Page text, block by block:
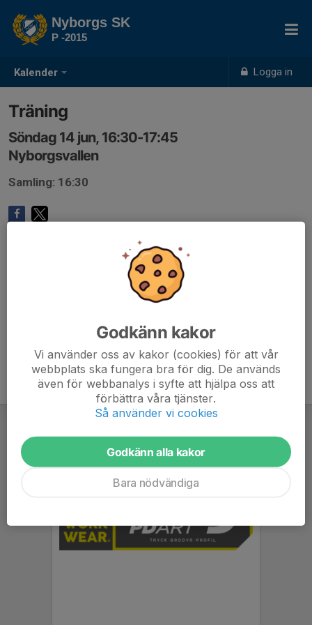
Kalender Logga in
Nyborgs SK
P -2015
Träning
Söndag 14 jun, 16:30-17:45
Nyborgsvallen
Samling: 16:30
Godkänn kakor
Vi använder oss av kakor (cookies) för att vår
webbplats ska fungera bra för dig. De används
även för webbanalys i syfte att hjälpa oss att
förbättra våra tjänster.
Så använder vi cookies
Godkänn alla kakor
Bara nödvändiga